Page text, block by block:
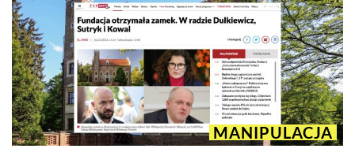
MANIPULACJA